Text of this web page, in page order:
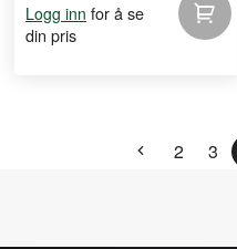
Logg inn for å se
din pris
2 3